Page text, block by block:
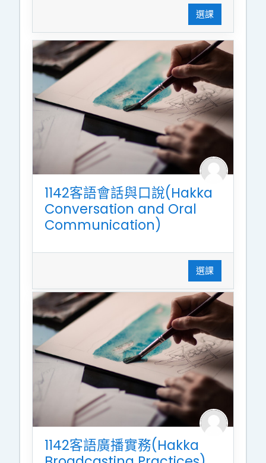
選課
1142客語會話與口說(Hakka
Conversation and Oral
Communication)
選課
1142客語廣播實務(Hakka